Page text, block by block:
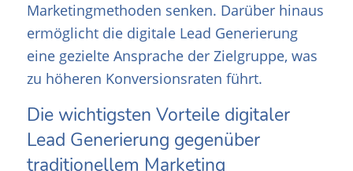
Marketingmethoden senken. Darüber hinaus
ermöglicht die digitale Lead Generierung
eine gezielte Ansprache der Zielgruppe, was
zu höheren Konversionsraten führt.
Die wichtigsten Vorteile digitaler
Lead Generierung gegenüber
traditionellem Marketing